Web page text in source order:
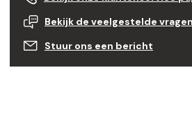
Bekijk de veelgestelde vragen
Stuur ons een bericht